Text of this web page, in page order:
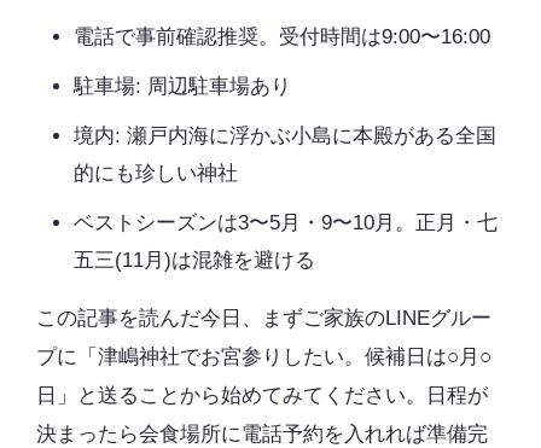
電話で事前確認推奨。受付時間は9:00〜16:00
駐車場: 周辺駐車場あり
境内: 瀬戸内海に浮かぶ小島に本殿がある全国
的にも珍しい神社
ベストシーズンは3〜5月・9〜10月。正月・七
五三(11月)は混雑を避ける
この記事を読んだ今日、まずご家族のLINEグルー
プに「津嶋神社でお宮参りしたい。候補日は○月○
日」と送ることから始めてみてください。日程が
決まったら会食場所に電話予約を入れれば準備完